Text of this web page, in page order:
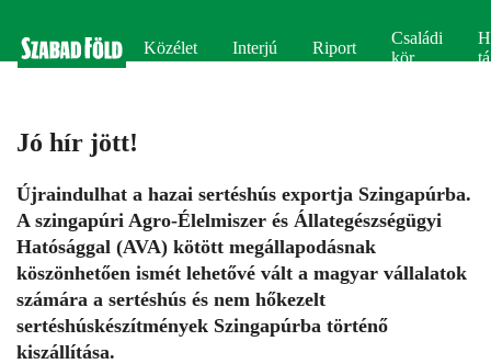
Közélet Interjú Riport
Családi
kör
Jó hír jött!
Újraindulhat a hazai sertéshús exportja Szingapúrba.
A szingapúri Agro-Élelmiszer és Állategészségügyi
Hatósággal (AVA) kötött megállapodásnak
köszönhetően ismét lehetővé vált a magyar vállalatok
számára a sertéshús és nem hőkezelt
sertéshúskészítmények Szingapúrba történő
kiszállítása.